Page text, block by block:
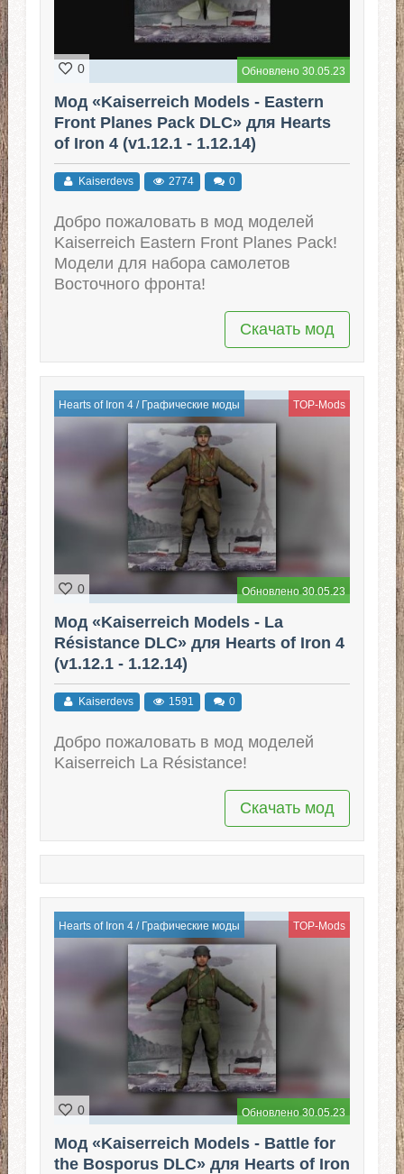
Обновлено 30.05.23
0
Мод «Kaiserreich Models - Eastern
Front Planes Pack DLC» для Hearts
of Iron 4 (v1.12.1 - 1.12.14)
Kaiserdevs 2774 0
Добро пожаловать в мод моделей
Kaiserreich Eastern Front Planes Pack!
Модели для набора самолетов
Восточного фронта!
Скачать мод
Hearts of Iron 4/ Графические моды TOP-Mods
Обновлено 30.05.23
0
Мод «Kaiserreich Models - La
Résistance DLC» для Hearts of Iron 4
(v1.12.1 - 1.12.14)
Kaiserdevs 1591 0
Добро пожаловать в мод моделей
Kaiserreich La Résistance!
Скачать мод
Hearts of Iron 4/ Графические моды TOP-Mods
Обновлено 30.05.23
0
Мод «Kaiserreich Models - Battle for
the Bosporus DLC» для Hearts of Iron